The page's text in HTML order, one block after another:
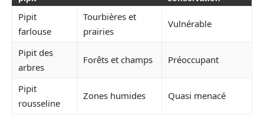
Pipit
farlouse
Tourbières et
prairies
Vulnérable
Pipit des
arbres
Forêts et champs Préoccupant
Pipit
rousseline
Zones humides Quasi menacé